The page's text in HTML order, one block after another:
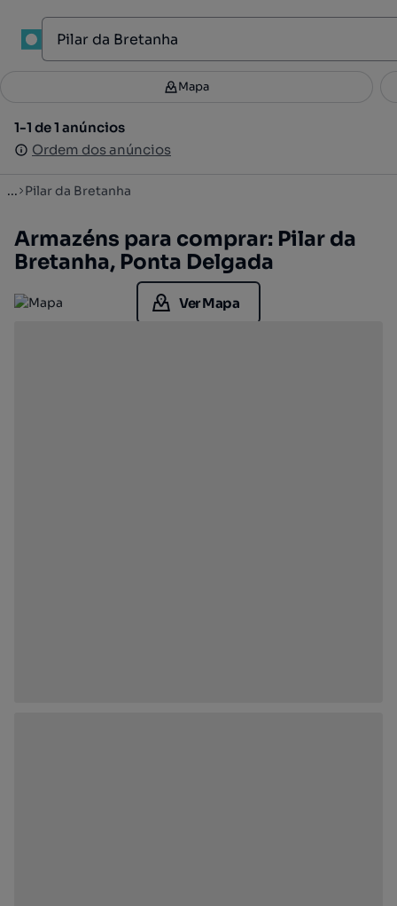
Filtros 2
1-1 de 1 anúncios
Ordem dos anúncios
Mapa
1-1 de 1 anúncios
Ordem dos anúncios
... Pilar da Bretanha
Armazéns para comprar: Pilar da
Bretanha, Ponta Delgada
Ver Mapa